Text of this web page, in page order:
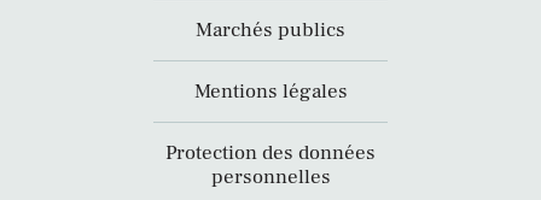
Marchés publics
Mentions légales
Protection des données
personnelles